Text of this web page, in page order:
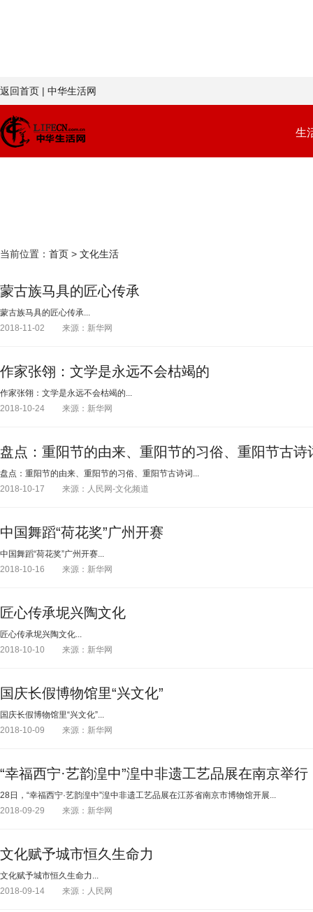
返回首页 | 中华生活网
生
当前位置： 首页 > 文化生活
蒙古族马具的匠心传承
蒙古族马具的匠心传承...
2018-11-02
来源：新华网
作家张翎：文学是永远不会枯竭的
作家张翎：文学是永远不会枯竭的...
2018-10-24
来源：新华网
盘点：重阳节的由来、重阳节的习俗、重阳节古诗
盘点：重阳节的由来、重阳节的习俗、重阳节古诗词...
2018-10-17
来源：人民网-文化频道
中国舞蹈“荷花奖”广州开赛
中国舞蹈“荷花奖”广州开赛...
2018-10-16
来源：新华网
匠心传承坭兴陶文化
匠心传承坭兴陶文化...
2018-10-10
来源：新华网
国庆长假博物馆里“兴文化”
国庆长假博物馆里“兴文化”...
2018-10-09
来源：新华网
“幸福西宁·艺韵湟中”湟中非遗工艺品展在南京举行
28日，“幸福西宁·艺韵湟中”湟中非遗工艺品展在江苏省南京市博物馆开展...
2018-09-29
来源：新华网
文化赋予城市恒久生命力
文化赋予城市恒久生命力...
2018-09-14
来源：人民网